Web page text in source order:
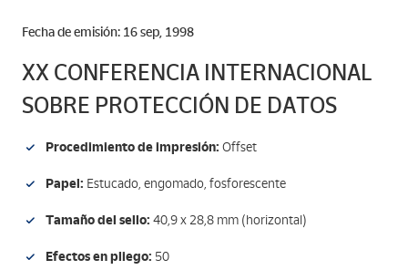
Fecha de emisión: 16 sep, 1998
XX CONFERENCIA INTERNACIONAL
SOBRE PROTECCIÓN DE DATOS
Procedimiento de impresión: Offset
Papel: Estucado, engomado, fosforescente
Tamaño del sello: 40,9 x 28,8 mm (horizontal)
Efectos en pliego: 50